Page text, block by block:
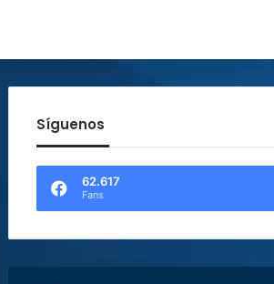
Síguenos
62.617
Fans